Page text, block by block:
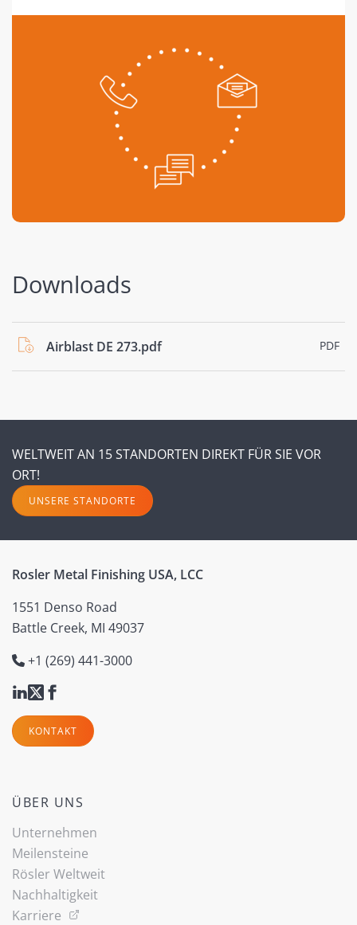
Downloads
Airblast DE 273.pdf PDF
WELTWEIT AN 15 STANDORTEN DIREKT FÜR SIE VOR
ORT!
UNSERE STANDORTE
Rosler Metal Finishing USA, LCC
1551 Denso Road
Battle Creek, MI 49037
+1 (269) 441-3000
KONTAKT
ÜBER UNS
Unternehmen
Meilensteine
Rösler Weltweit
Nachhaltigkeit
Karriere